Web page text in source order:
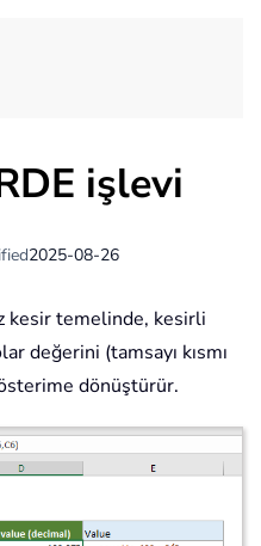
işlevi
2025-08-26
kesir temelinde, kesirli
değerini (tamsayı kısmı
dönüştürür.